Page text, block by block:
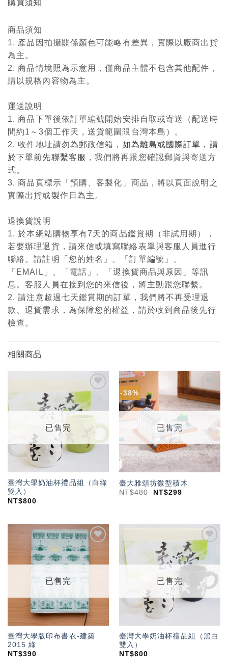
購買須知
商品須知
1. 產品因拍攝關係顏色可能略有差異，實際以廠商出貨
為主。
2. 商品情境照為示意用，僅商品主體不包含其他配件，
請以規格內容物為主。
運送說明
1. 商品下單後依訂單編號開始安排自取或寄送（配送時
間約1～3個工作天，送貨範圍限台灣本島）。
2. 收件地址請勿為郵政信箱， 如為離島或國際訂單，請
於下單前先聯繫客服 ，我們將再跟您確認郵資與寄送方
式。
3. 商品頁標示「預購、客製化」商品，將以頁面說明之
實際出貨或製作日為主。
退換貨說明
1. 於本網站購物享有7天的商品鑑賞期（非試用期），
若要辦理退貨，請來信或填寫聯絡表單與客服人員進行
聯絡。請註明「您的姓名」、「訂單編號」、
「EMAIL」、「電話」、「退換貨商品與原因」等訊
息。客服人員在接到您的來信後，將主動跟您聯繫。
2. 請注意超過七天鑑賞期的訂單，我們將不再受理退
款、退貨需求，為保障您的權益，請於收到商品後先行
檢查。
相關商品
加入
望輕
已售完
臺灣大學奶油杯禮品組（白綠
雙入）
NT$800
-38%
加入
「願
望輕
已售完
臺大雅頌坊微型積木
NT$480 NT$299
望輕
已售完
臺灣大學版印布書衣-建築
2015 綠
NT$390
加入
「願
望輕
單」
已售完
臺灣大學奶油杯禮品組（黑白
雙入）
NT$800